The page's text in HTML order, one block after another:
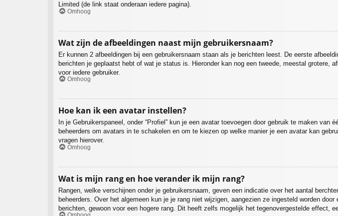
Limited (de link staat onderaan iedere pagina).
Omhoog
Wat zijn de afbeeldingen naast mijn gebruikersnaam?
Er kunnen 2 afbeeldingen bij een gebruikersnaam staan als je berichten leest. De eerste
berichten je geplaatst hebt of wat je status is. Hieronder kan nog een tweede, meestal grotere,
voor iedere gebruiker.
Omhoog
Hoe kan ik een avatar instellen?
In je Gebruikerspaneel, onder “Profiel” kun je een avatar toevoegen door gebruik te maken
beheerders om avatars in te schakelen en om te kiezen op welke manier je een avatar kan
vragen hierover.
Omhoog
Wat is mijn rang en hoe verander ik mijn rang?
Rangen, welke verschijnen onder je gebruikersnaam, geven een indicatie over het aantal
beheerders. Over het algemeen kun je je rang niet wijzigen, aangezien ze ingesteld worden
berichten, gewoon voor een hogere rang. Dit heeft zelfs mogelijk het tegenovergestelde effect,